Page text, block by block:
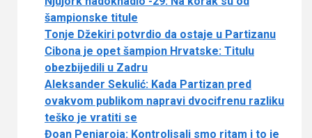
šampionske titule
Tonje Džekiri potvrdio da ostaje u Partizanu
Cibona je opet šampion Hrvatske: Titulu
obezbijedili u Zadru
Aleksander Sekulić: Kada Partizan pred
ovakvom publikom napravi dvocifrenu razliku
teško je vratiti se
Đoan Penjaroja: Kontrolisali smo ritam i to je